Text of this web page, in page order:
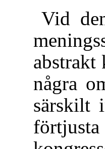
Vid
abstrakt
några
särskilt